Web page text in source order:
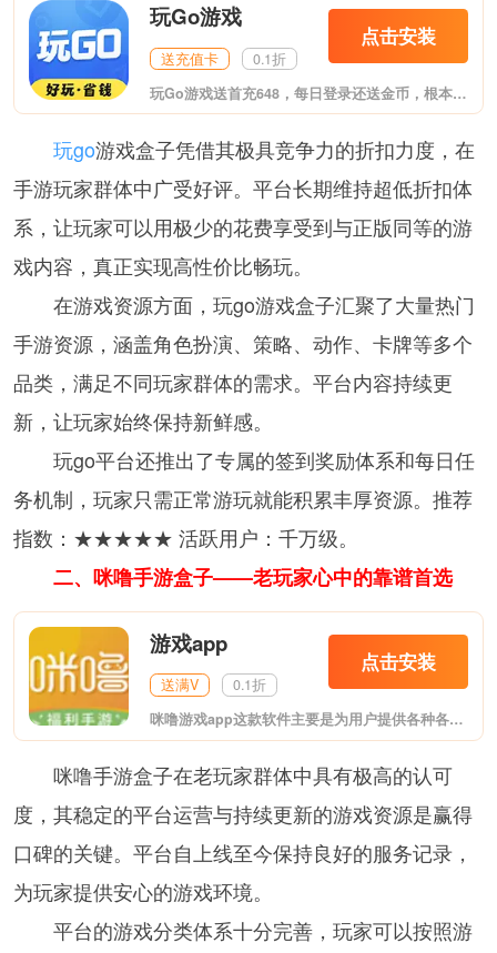
玩Go游戏
送充值卡 0.1折
点击安装
玩Go游戏送首充648，每日登录还送金币，根本不花钱！这是最新推出的福利游戏盒子，至尊VIP、无限元宝上线送，变态爆率，夸张福利。体验专属GM特权，GM工具直接送，想要什么自己刷！包含市面上热门的各大类型游戏。
玩go游戏盒子凭借其极具竞争力的折扣力度，在
手游玩家群体中广受好评。平台长期维持超低折扣体
系，让玩家可以用极少的花费享受到与正版同等的游
戏内容，真正实现高性价比畅玩。
在游戏资源方面，玩go游戏盒子汇聚了大量热门
手游资源，涵盖角色扮演、策略、动作、卡牌等多个
品类，满足不同玩家群体的需求。平台内容持续更
新，让玩家始终保持新鲜感。
玩go平台还推出了专属的签到奖励体系和每日任
务机制，玩家只需正常游玩就能积累丰厚资源。推荐
指数：★★★★★ 活跃用户：千万级。
二、咪噜手游盒子——老玩家心中的靠谱首选
游戏app
送满V 0.1折
点击安装
咪噜游戏app这款软件主要是为用户提供各种各样的bt手游，在这里你能看到各种热门bt游戏，玩起来更加带感哦，支持用户充值返利，客服小姐姐为你答疑解惑，快来下载试试吧!
咪噜手游盒子在老玩家群体中具有极高的认可
度，其稳定的平台运营与持续更新的游戏资源是赢得
口碑的关键。平台自上线至今保持良好的服务记录，
为玩家提供安心的游戏环境。
平台的游戏分类体系十分完善，玩家可以按照游